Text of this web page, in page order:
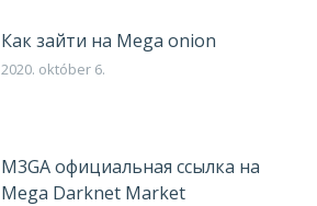
Как зайти на Mega onion
2020. október 6.
M3GA официальная ссылка на
Mega Darknet Market